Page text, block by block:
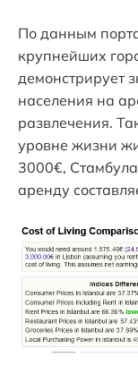
По данным
крупнейших
демонстрирует
населения на
развлечения.
уровне жизни
3000€,
аренду